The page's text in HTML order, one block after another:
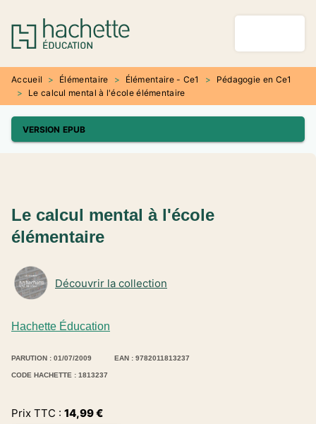
MENU RECHERCHE
PIED DE PAGE
Accueil > Élémentaire > Élémentaire - Ce1 >
Pédagogie en Ce1
>
Le calcul mental à l'école élémentaire
VERSION EPUB
Hachette Éducation
Découvrir la collection
Le calcul mental à l'école
élémentaire
PARUTION : 01/07/2009 EAN : 9782011813237
CODE HACHETTE : 1813237
Prix TTC : 14,99€